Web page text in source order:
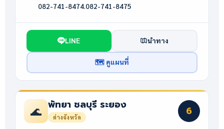
082-741-8474·082-741-8475
LINE นำทาง
🗺 ดูแผนที่
🌊 พัทยา ชลบุรี ระยอง
ต่างจังหวัด 6